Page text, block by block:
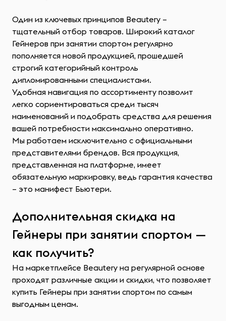
Один из ключевых принципов Beautery –
тщательный отбор товаров. Широкий каталог
Гейнеров при занятии спортом регулярно
пополняется новой продукцией, прошедшей
строгий категорийный контроль
дипломированными специалистами.
Удобная навигация по ассортименту позволит
легко сориентироваться среди тысяч
наименований и подобрать средства для решения
вашей потребности максимально оперативно.
Мы работаем исключительно с официальными
представителями брендов. Вся продукция,
представленная на платформе, имеет
обязательную маркировку, ведь гарантия качества
– это манифест Бьютери.
Дополнительная скидка на
Гейнеры при занятии спортом —
как получить?
На маркетплейсе Beautery на регулярной основе
проходят различные акции и скидки, что позволяет
купить Гейнеры при занятии спортом по самым
выгодным ценам.